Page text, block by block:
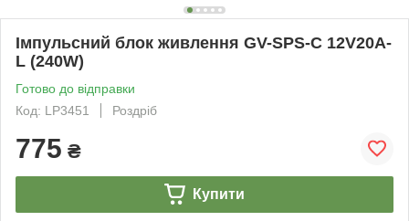
Імпульсний блок живлення GV-SPS-C 12V20A-
L (240W)
Готово до відправки
Код: LP3451
Роздріб
775 ₴
Купити